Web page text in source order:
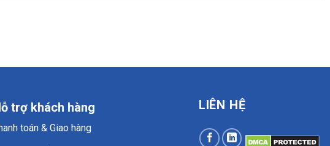
trợ khách hàng
toán & Giao hàng
LIÊN HỆ